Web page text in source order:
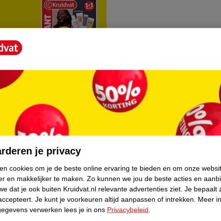
Over Kruidvat
Pers
Winkelformule
Bedrijfsgegevens
je privacy
cookies om je de beste online ervaring te bieden en om onze
en makkelijker te maken. Zo kunnen we jou de beste acties en
dat je ook buiten Kruidvat.nl relevante advertenties ziet. Je bepaalt
Je kunt je voorkeuren altijd aanpassen of intrekken.
Meer
verwerken lees je in ons Privacybeleid